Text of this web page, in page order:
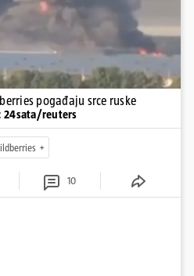
pogađaju srce ruske
24sata/reuters
10